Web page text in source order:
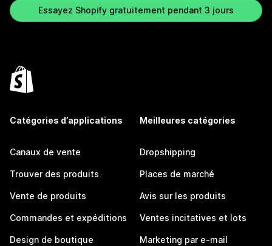
Essayez Shopify gratuitement pendant 3 jours
Catégories d’applications
Canaux de vente
Trouver des produits
Vente de produits
Commandes et expéditions
Design de boutique
Meilleures catégories
Dropshipping
Places de marché
Avis sur les produits
Ventes incitatives et lots
Marketing par e-mail